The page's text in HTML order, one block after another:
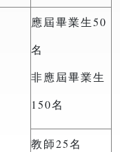
應屆畢業生50
名
非應屆畢業生
150名
教師25名